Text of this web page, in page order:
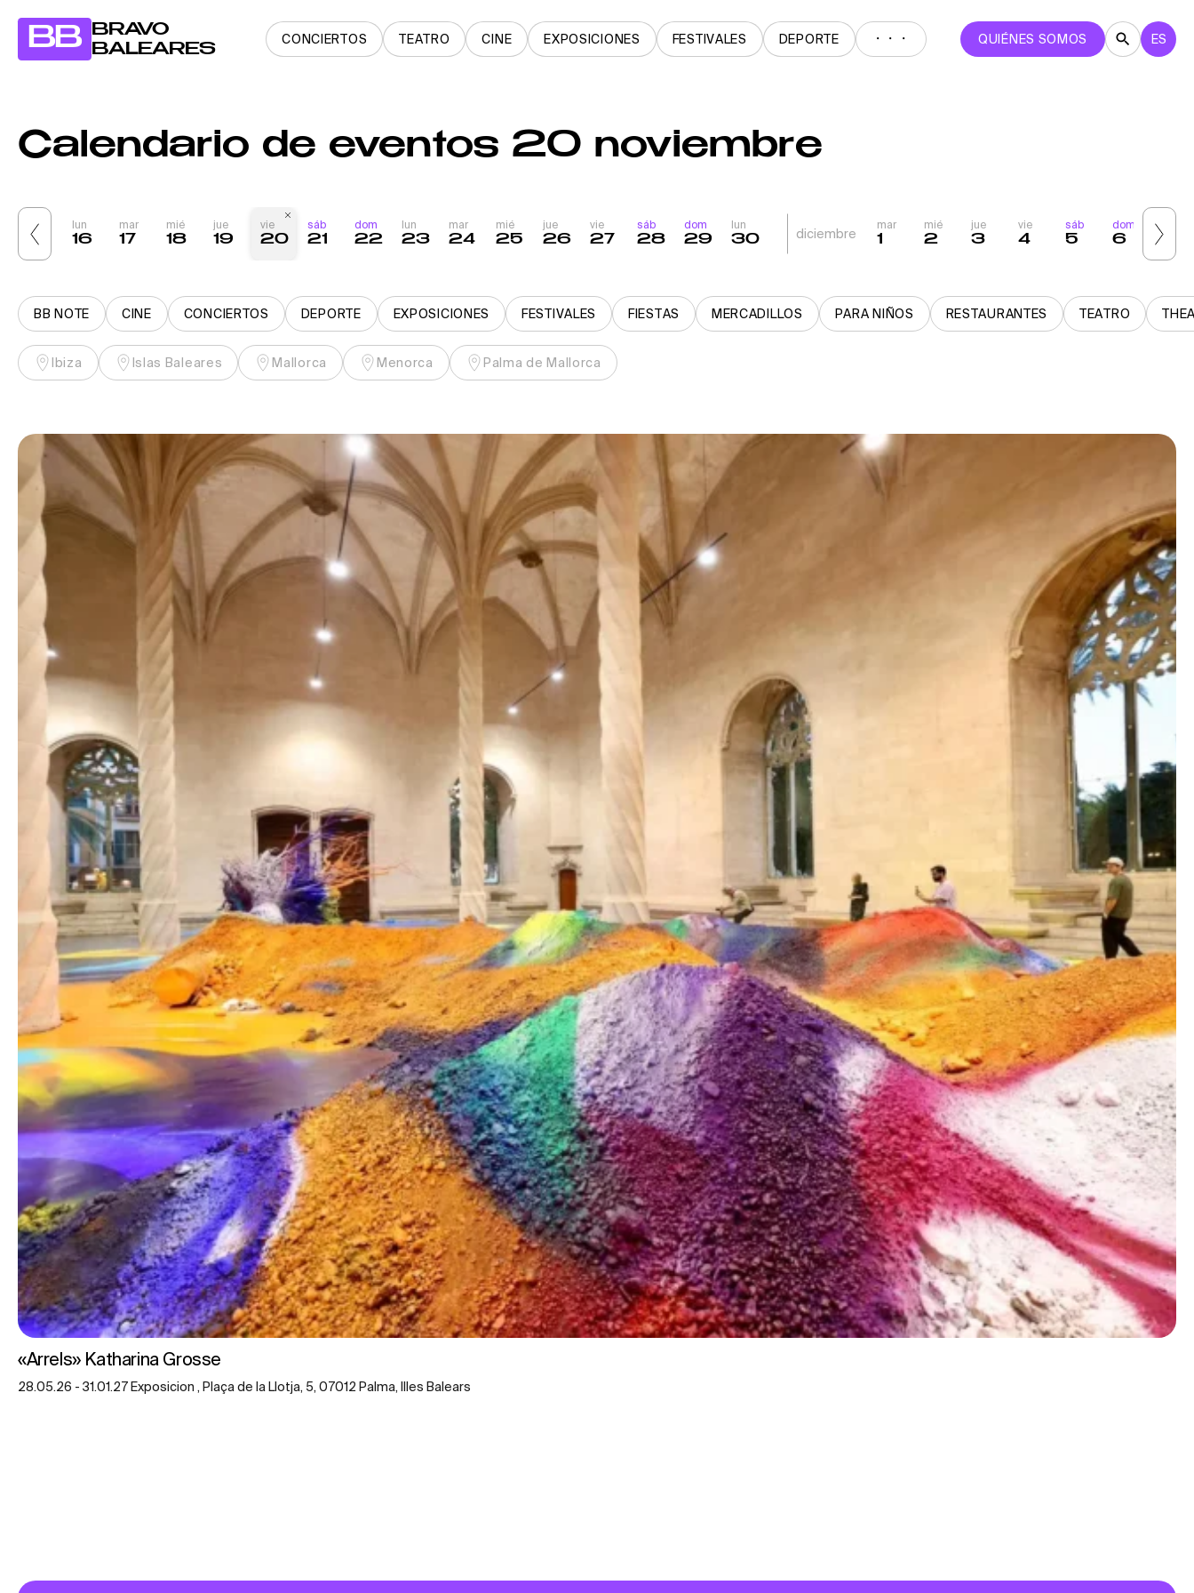
BB
BRAVO
BALEARES
CONCIERTOS TEATRO CINE EXPOSICIONES FESTIVALES DEPORTE ・・・ QUIÉNES SOMOS ES
Calendario de eventos 20 noviembre
dom
15
lun
16
mar
17
mié
18
jue
19
vie
20
sáb
21
dom
22
lun
23
mar
24
mié
25
jue
26
vie
27
sáb
28
dom
29
lun
30 diciembre
mar
1
mié
2
jue
3
vie
4
sáb
5
dom
6 7
BB NOTE CINE CONCIERTOS DEPORTE EXPOSICIONES FESTIVALES FIESTAS MERCADILLOS PARA NIÑOS RESTAURANTES TEATRO
Ibiza Islas Baleares Mallorca Menorca Palma de Mallorca
«Arrels» Katharina Grosse
28.05.26 - 31.01.27 Exposicion , Plaça de la Llotja, 5, 07012 Palma, Illes Balears